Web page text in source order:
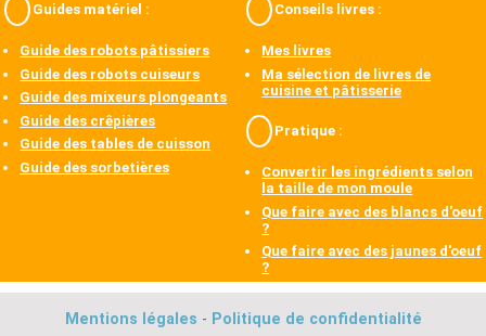
Guides matériel :
Guide des robots pâtissiers
Guide des robots cuiseurs
Guide des mixeurs plongeants
Guide des crêpières
Guide des tables de cuisson
Guide des sorbetières
Conseils livres :
Mes livres
Ma sélection de livres de
cuisine et pâtisserie
Pratique :
Convertir les ingrédients selon
la taille de mon moule
Que faire avec des blancs d'oeuf
?
Que faire avec des jaunes d'oeuf
?
Mentions légales - Politique de confidentialité